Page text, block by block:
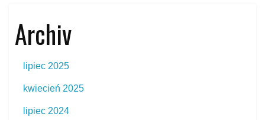
Archiv
lipiec 2025
kwiecień 2025
lipiec 2024